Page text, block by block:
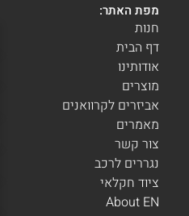
מפת האתר:
חנות
דף הבית
אודותינו
מוצרים
אביזרים לקרוואנים
מאמרים
צור קשר
נגררים לרכב
ציוד חקלאי
About EN